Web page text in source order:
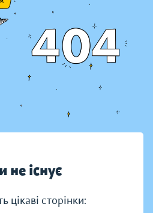
не існує
цікаві сторінки: